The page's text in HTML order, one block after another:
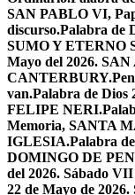
SAN PABLO VI,
discurso.Palabra de
SUMO Y ETERNO
Mayo del 2026.
CANTERBURY.
van.Palabra de Dios
FELIPE NERI.
Memoria, SANTA
IGLESIA.Palabra
DOMINGO DE
del 2026. Sábado
22 de Mayo de